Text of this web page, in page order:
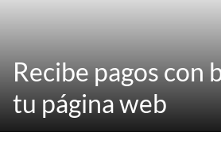
Recibe pagos con
tu página web